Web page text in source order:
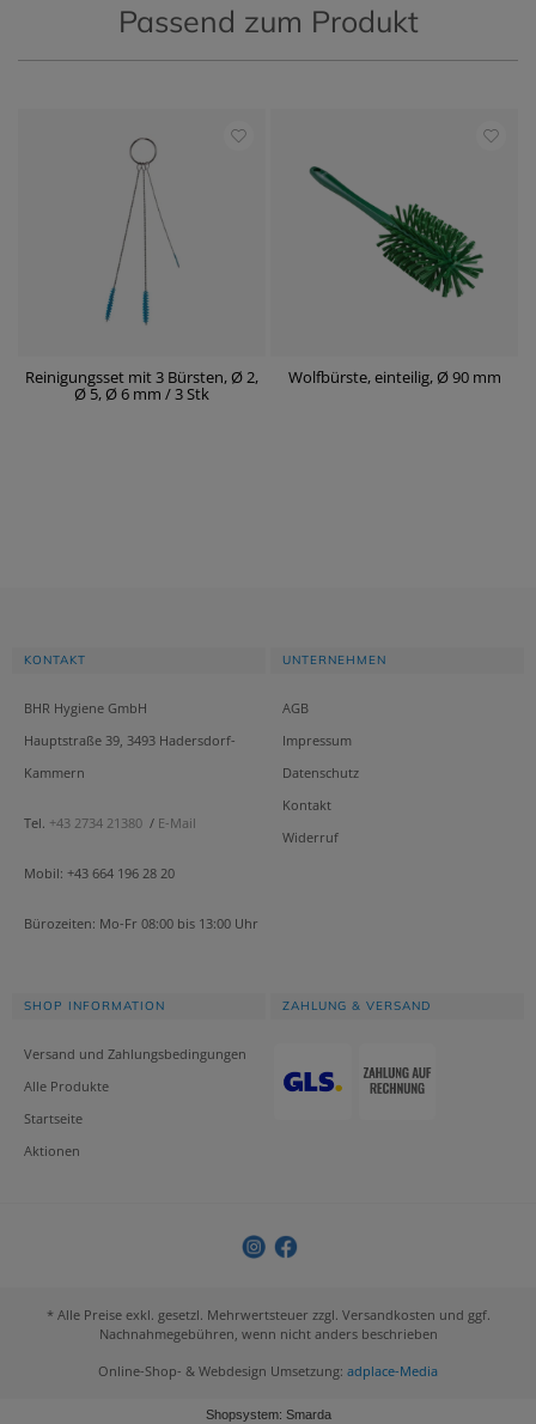
Passend zum Produkt
Reinigungsset mit 3 Bürsten, Ø 2,
Ø 5, Ø 6 mm / 3 Stk
Wolfbürste, einteilig, Ø 90 mm
KONTAKT
BHR Hygiene GmbH
Hauptstraße 39, 3493 Hadersdorf-
Kammern
Tel. +43 2734 21380 / E-Mail
Mobil: +43 664 196 28 20
Bürozeiten: Mo-Fr 08:00 bis 13:00 Uhr
UNTERNEHMEN
AGB
Impressum
Datenschutz
Kontakt
Widerruf
SHOP INFORMATION
Versand und Zahlungsbedingungen
Alle Produkte
Startseite
Aktionen
ZAHLUNG & VERSAND
* Alle Preise exkl. gesetzl. Mehrwertsteuer zzgl. Versandkosten und ggf.
Nachnahmegebühren, wenn nicht anders beschrieben
Online-Shop- & Webdesign Umsetzung: adplace-Media
Shopsystem: Smarda